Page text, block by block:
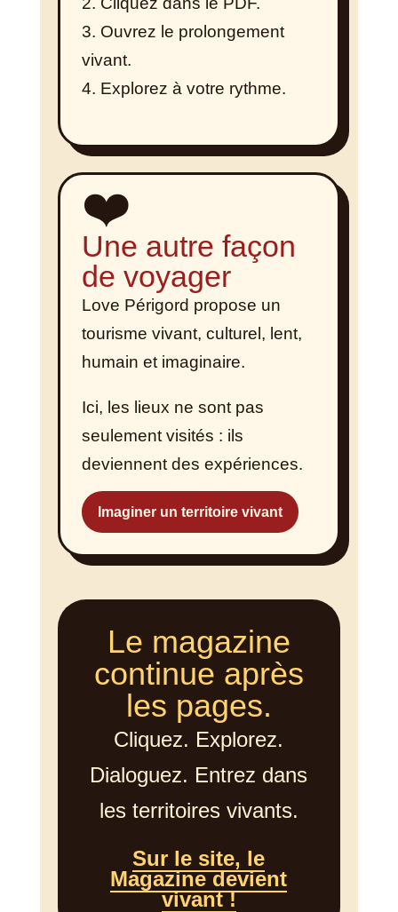
Ouvrez le prolongement
vivant.
Explorez à votre rythme.
❤️
Une autre façon
de voyager
Love Périgord propose un
tourisme vivant, culturel, lent,
humain et imaginaire.
Ici, les lieux ne sont pas
seulement visités : ils
deviennent des expériences.
Imaginer un territoire vivant
Le magazine
continue après
les pages.
Cliquez. Explorez.
Dialoguez. Entrez dans
les territoires vivants.
Sur le site, le
Magazine devient
vivant !